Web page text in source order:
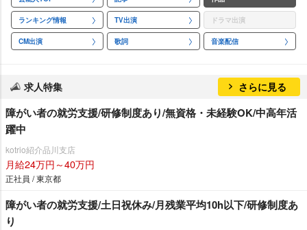
ランキング情報 TV出演 ドラマ出演
CM出演 歌詞 音楽配信
求人特集 さらに見る
障がい者の就労支援/研修制度あり/無資格・未経験OK/中高年活
躍中
kotrio紹介品川支店
月給24万円～40万円
正社員 / 東京都
障がい者の就労支援/土日祝休み/月残業平均10h以下/研修制度あ
り